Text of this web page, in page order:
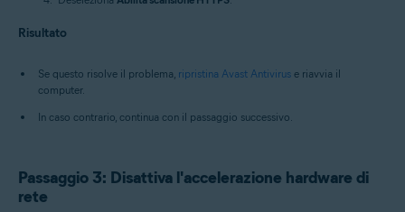
Risultato
Se questo risolve il problema, ripristina Avast Antivirus e riavvia il
computer.
In caso contrario, continua con il passaggio successivo.
Passaggio 3: Disattiva l'accelerazione hardware di
rete